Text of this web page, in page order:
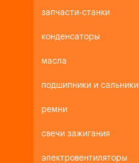
запчасти-станки
конденсаторы
масла
подшипники и сальники
ремни
свечи зажигания
электровентиляторы